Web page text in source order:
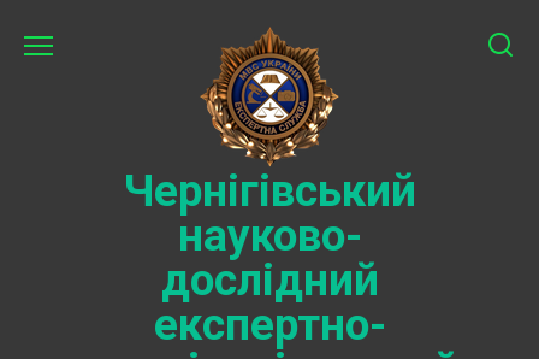
Чернігівський
науково-
дослідний
експертно-